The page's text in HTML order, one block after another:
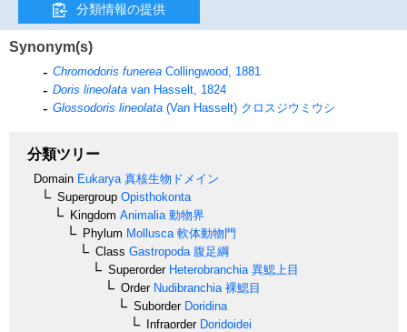
分類情報の提供
Synonym(s)
Chromodoris funerea Collingwood, 1881
Doris lineolata van Hasselt, 1824
Glossodoris lineolata (Van Hasselt) クロスジウミウシ
分類ツリー
Domain Eukarya 真核生物ドメイン
Supergroup Opisthokonta
Kingdom Animalia 動物界
Phylum Mollusca 軟体動物門
Class Gastropoda 腹足綱
SuperorderHeterobranchia 異鰓上目
OrderNudibranchia 裸鰓目
SuborderDoridina
InfraorderDoridoidei